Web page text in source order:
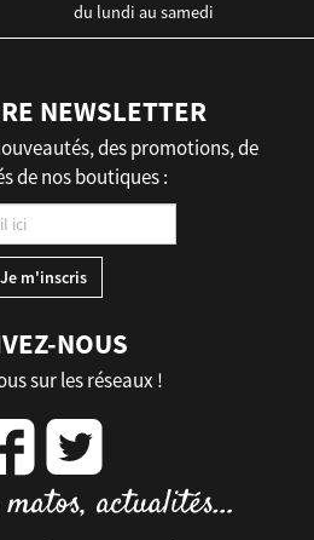
du lundi au samedi
NEWSLETTER
des promotions, de
de nos boutiques :
NOUS
sur les réseaux !